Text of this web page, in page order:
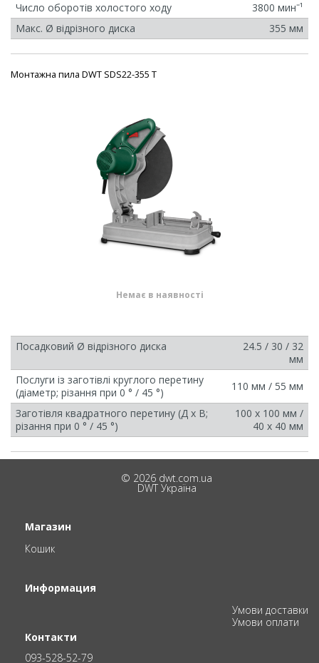
Число оборотів холостого ходу
3800 минˉ¹
Макс. Ø відрізного диска
355 мм
Монтажна пила DWT SDS22-355 T
Немає в наявності
Посадковий Ø відрізного диска
24.5 / 30 / 32
мм
Послуги із заготівлі круглого перетину
(діаметр; різання при 0 ° / 45 °)
110 мм / 55 мм
Заготівля квадратного перетину (Д х В;
різання при 0 ° / 45 °)
100 x 100 мм /
40 x 40 мм
© 2026 dwt.com.ua
DWT Україна
Магазин
Кошик
Информация
Умови доставки
Умови оплати
Контакти
093-528-52-79